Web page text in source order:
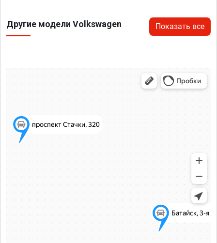
Другие модели Volkswagen Показать все